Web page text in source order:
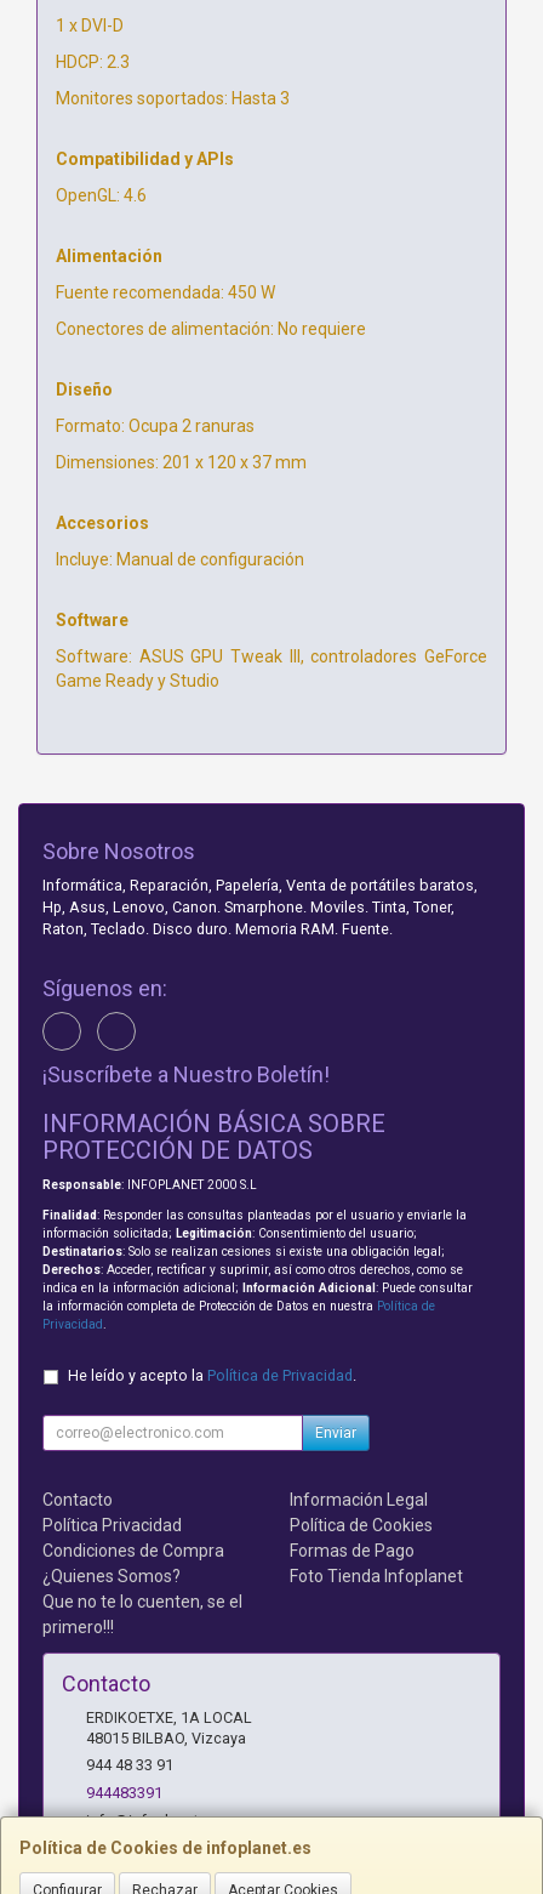
1 x DVI-D
HDCP: 2.3
Monitores soportados: Hasta 3
Compatibilidad y APIs
OpenGL: 4.6
Alimentación
Fuente recomendada: 450 W
Conectores de alimentación: No requiere
Diseño
Formato: Ocupa 2 ranuras
Dimensiones: 201 x 120 x 37 mm
Accesorios
Incluye: Manual de configuración
Software
Software: ASUS GPU Tweak III, controladores GeForce
Game Ready y Studio
Política de Cookies de infoplanet.es
Configurar Rechazar Aceptar Cookies
Sobre Nosotros
Informática, Reparación, Papelería, Venta de portátiles baratos,
Hp, Asus, Lenovo, Canon. Smarphone. Moviles. Tinta, Toner,
Raton, Teclado. Disco duro. Memoria RAM. Fuente.
Síguenos en:
¡Suscríbete a Nuestro Boletín!
INFORMACIÓN BÁSICA SOBRE
PROTECCIÓN DE DATOS
Responsable: INFOPLANET 2000 S.L
Finalidad: Responder las consultas planteadas por el usuario y enviarle la
información solicitada; Legitimación: Consentimiento del usuario;
Destinatarios: Solo se realizan cesiones si existe una obligación legal;
Derechos: Acceder, rectificar y suprimir, así como otros derechos, como se
indica en la información adicional;
Información Adicional : Puede consultar
la información completa de Protección de Datos en nuestra Política de
Privacidad
He leído y acepto la Política de Privacidad
Enviar
Contacto
Información Legal
Política Privacidad
Política de Cookies
Condiciones de Compra
Formas de Pago
¿Quienes Somos?
Foto Tienda Infoplanet
Que no te lo cuenten, se el
primero!!!
Contacto
ERDIKOETXE, 1A LOCAL
48015 BILBAO Vizcaya
944 48 33 91
944483391
info@infoplanet.es